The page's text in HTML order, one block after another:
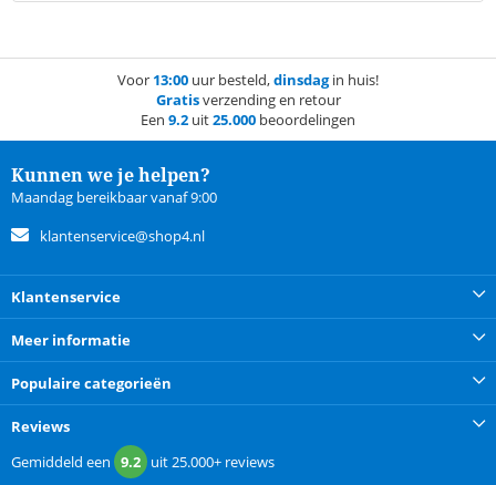
Voor 13:00 uur besteld,dinsdagin huis!
Gratisverzending en retour
Een 9.2 uit25.000 beoordelingen
Kunnen we je helpen?
Maandag bereikbaar vanaf 9:00
klantenservice@shop4.nl
Klantenservice
Meer informatie
Populaire categorieën
Reviews
Gemiddeld een 9.2 uit25.000+ reviews